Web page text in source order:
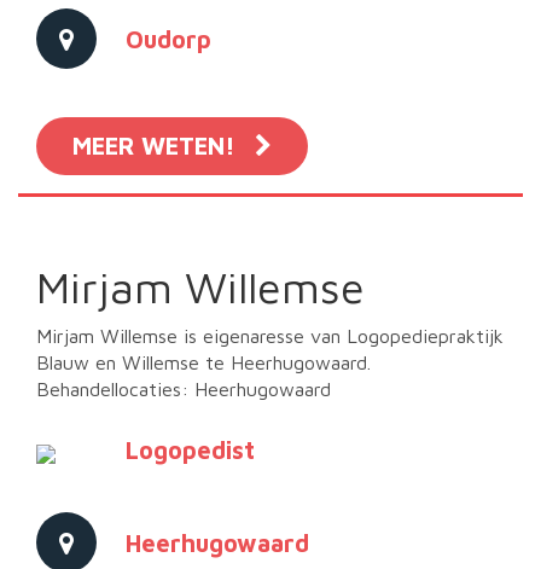
Oudorp
MEER WETEN!
Mirjam Willemse
Mirjam Willemse is eigenaresse van Logopediepraktijk
Blauw en Willemse te Heerhugowaard.
Behandellocaties: Heerhugowaard
Logopedist
Heerhugowaard